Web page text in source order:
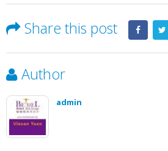
Share this post
Author
admin